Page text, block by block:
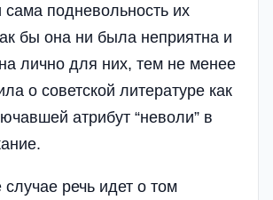
сама подневольность их
бы она ни была неприятна и
лично для них, тем не менее
о советской литературе как
атрибут “неволи” в
речь идет о том